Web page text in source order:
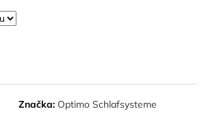
Značka: Optimo Schlafsysteme